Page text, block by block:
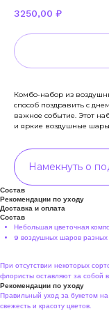
3250,00 ₽
Комбо-набор из
способ поздравить с
важное событие. Этот
и яркие воздушные
Намекнуть о
Состав
Рекомендации по уходу
Доставка и оплата
Состав
Небольшая цветочная
9 воздушных шаров разных
При отсутствии некоторых
флористы оставляют за собой
Рекомендации по уходу
Правильный уход за букетом
свежесть и красоту цветов.